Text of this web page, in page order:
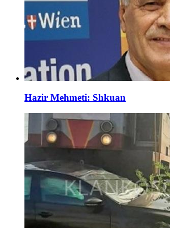
Hazir Mehmeti: Shkuan